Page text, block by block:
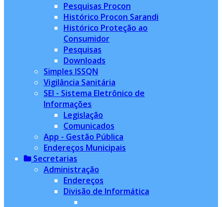
Pesquisas Procon
Histórico Procon Sarandi
Histórico Proteção ao
Consumidor
Pesquisas
Downloads
Simples ISSQN
Vigilância Sanitária
SEI - Sistema Eletrônico de
Informações
Legislação
Comunicados
App - Gestão Pública
Endereços Municipais
Secretarias
Administração
Endereços
Divisão de Informática